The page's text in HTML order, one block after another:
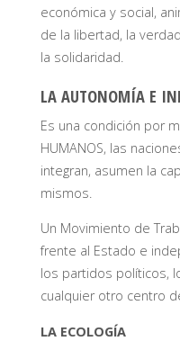
económica y social,
de la libertad, la
la solidaridad.
LA AUTONOMÍA E
Es una condición por
HUMANOS, las
integran, asumen la
mismos.
Un Movimiento de
frente al Estado e
los partidos políticos,
cualquier otro centro
LA ECOLOGÍA